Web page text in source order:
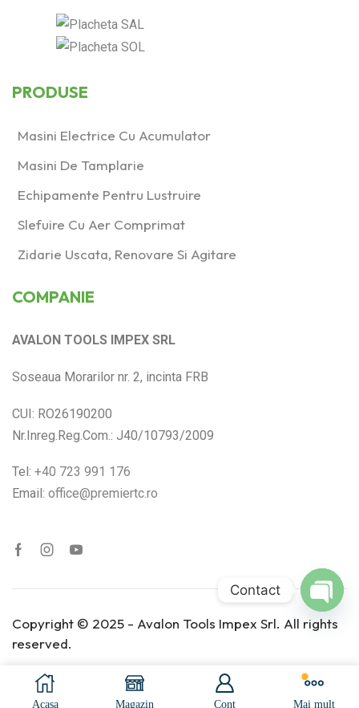
1600
2500 (1)
400 (2)
Produs Talpă de
şlefuit (mm)
Aer comprimat(1)
Reţea(8)
gol (min⁻¹)
1000-2200(0)
1900-5200
2000-5900(0)
3500-11000 (1)
400-920
6000-12000 (3)
PRODUSE
Masini Electrice Cu Acumulator
Masini De Tamplarie
Echipamente Pentru Lustruire
Slefuire Cu Aer Comprimat
Zidarie Uscata, Renovare Si Agitare
COMPANIE
AVALON TOOLS IMPEX SRL
Soseaua Morarilor nr. 2, incinta FRB
CUI: RO26190200
Nr.Inreg.Reg.Com.: J40/10793/2009
Tel: +40 723 991 176
Email: office@premiertc.ro
Copyright © 2025 - Avalon Tools Impex Srl. All rights
reserved.
Acasa Magazin Cont Mai mult
Contact
Open